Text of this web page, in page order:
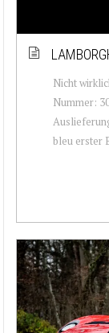
Nicht
Nummer:
bleu erster